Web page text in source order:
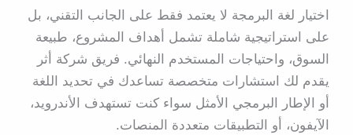
اختيار لغة البرمجة لا يعتمد فقط على الجانب التقني، بل
على استراتيجية شاملة تشمل أهداف المشروع، طبيعة
السوق، واحتياجات المستخدم النهائي. فريق شركة أثر
يقدم لك استشارات متخصصة تساعدك في تحديد اللغة
أو الإطار البرمجي الأمثل سواء كنت تستهدف الأندرويد،
الآيفون، أو التطبيقات متعددة المنصات.